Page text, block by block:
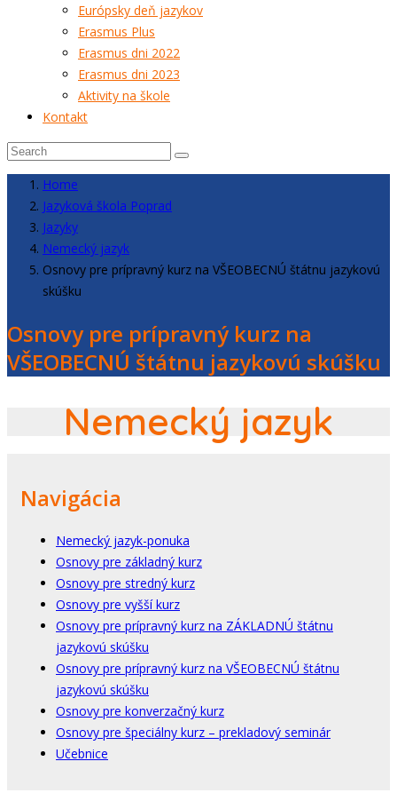
Európsky deň jazykov
Erasmus Plus
Erasmus dni 2022
Erasmus dni 2023
Aktivity na škole
Kontakt
Home
Jazyková škola Poprad
Jazyky
Nemecký jazyk
Osnovy pre prípravný kurz na VŠEOBECNÚ štátnu jazykovú
skúšku
Osnovy pre prípravný kurz na
VŠEOBECNÚ štátnu jazykovú skúšku
Nemecký jazyk
Navigácia
Nemecký jazyk-ponuka
Osnovy pre základný kurz
Osnovy pre stredný kurz
Osnovy pre vyšší kurz
Osnovy pre prípravný kurz na ZÁKLADNÚ štátnu
jazykovú skúšku
Osnovy pre prípravný kurz na VŠEOBECNÚ štátnu
jazykovú skúšku
Osnovy pre konverzačný kurz
Osnovy pre špeciálny kurz – prekladový seminár
Učebnice